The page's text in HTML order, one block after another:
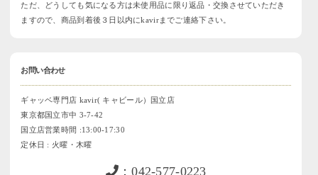
ただ、どうしても気になる方は未使用品に限り返品・交換させていただき
ますので、商品到着後３日以内にkavirまでご連絡下さい。
お問い合わせ
ギャッベ専門店 kavir( キャビール）国立店
東京都国立市中 3-7-42
国立店営業時間 :13:00-17:30
定休日 : 火曜・木曜
：042-577-0223